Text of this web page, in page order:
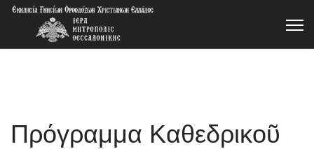
Πρόγραμμα Καθεδρικοῦ